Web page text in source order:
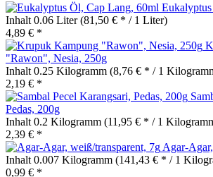
Inhalt 0.06 Liter(81,50 € * / 1 Liter)
4,89 € *
"Rawon", Nesia, 250g
Inhalt 0.25 Kilogramm (8,76 € * / 1
2,19 € *
Pedas, 200g
Inhalt 0.2 Kilogramm (11,95 € * / 1
2,39 € *
Agar-
Inhalt 0.007 Kilogramm (141,43 € * / 1
0,99 € *